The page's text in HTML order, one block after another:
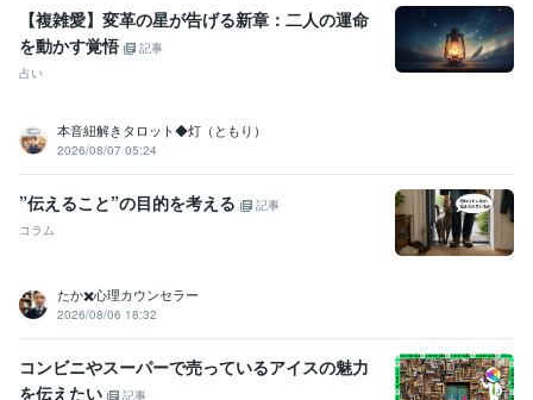
【複雑愛】変革の星が告げる新章：二人の運命
を動かす覚悟
記事
占い
本音紐解きタロット◆灯（ともり）
2026/08/07 05:24
”伝えること”の目的を考える
記事
コラム
たか✖️心理カウンセラー
2026/08/06 18:32
コンビニやスーパーで売っているアイスの魅力
を伝えたい
記事